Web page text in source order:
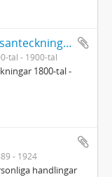
Akademiska föreläsningsanteckningar
tal - 1900-tal
1800-tal -
- 1924
handlingar